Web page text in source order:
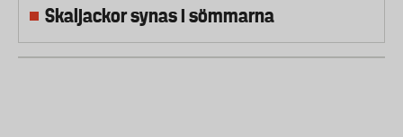
Skaljackor synas i sömmarna